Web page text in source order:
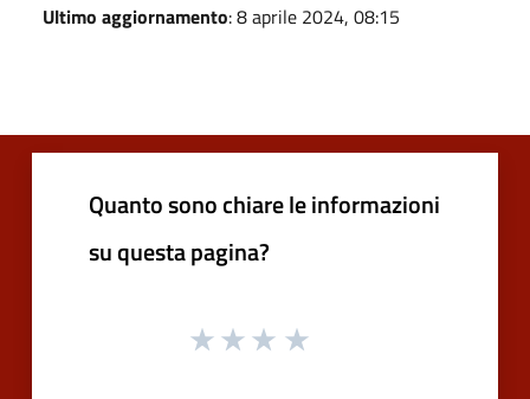
Ultimo aggiornamento: 8 aprile 2024, 08:15
Quanto sono chiare le informazioni
su questa pagina?